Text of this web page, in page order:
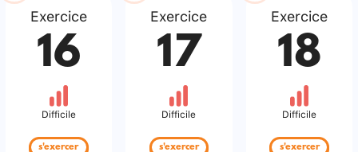
Exercice
16
Difficile
s'exercer
Exercice
17
Difficile
s'exercer
Exercice
18
Difficile
s'exercer